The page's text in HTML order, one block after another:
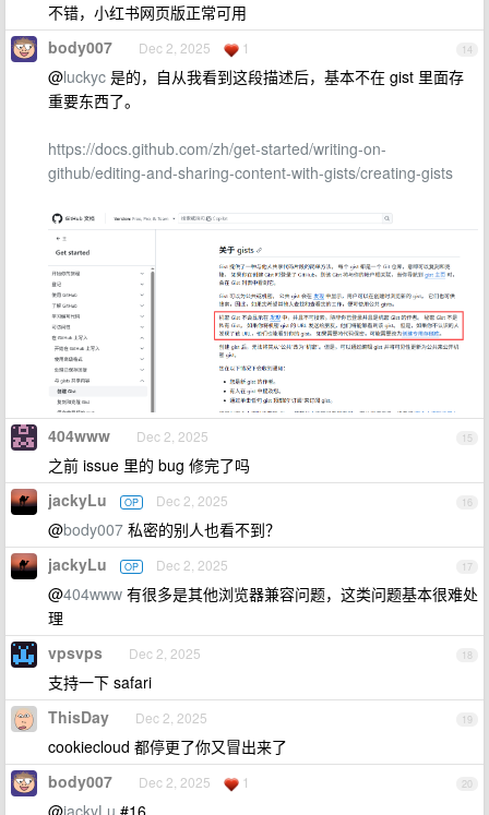
不错，小红书网页版正常可用
14
body007 Dec 2, 2025 1
@luckyc 是的，自从我看到这段描述后，基本不在 gist 里面存
重要东西了。
https://docs.github.com/zh/get-started/writing-on-
github/editing-and-sharing-content-with-gists/creating-gists
15
404www Dec 2, 2025
之前 issue 里的 bug 修完了吗
16
jackyLu OP Dec 2, 2025
@body007 私密的别人也看不到？
17
jackyLu OP Dec 2, 2025
@404www 有很多是其他浏览器兼容问题，这类问题基本很难处
理
18
vpsvps Dec 2, 2025
支持一下 safari
19
ThisDay Dec 2, 2025
cookiecloud 都停更了你又冒出来了
20
body007 Dec 2, 2025 1